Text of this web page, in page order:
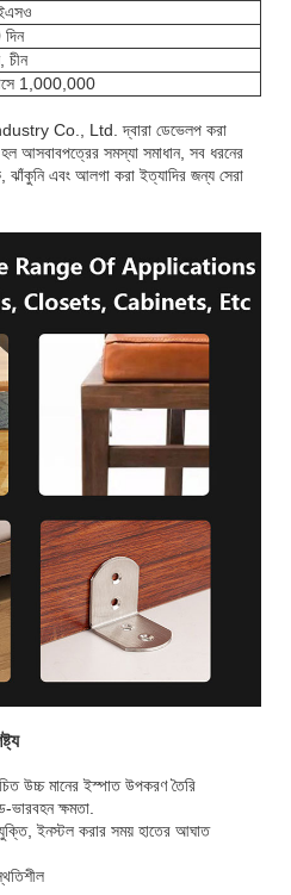
চীন
1,000,000
Co., Ltd. দ্বারা ডেভেলপ করা
আসবাবপত্রের সমস্যা সমাধান, সব ধরনের
ঝাঁকুনি এবং আলগা করা ইত্যাদির জন্য সেরা
উচ্চ মানের ইস্পাত উপকরণ তৈরি
ক্ষমতা.
ইনস্টল করার সময় হাতের আঘাত